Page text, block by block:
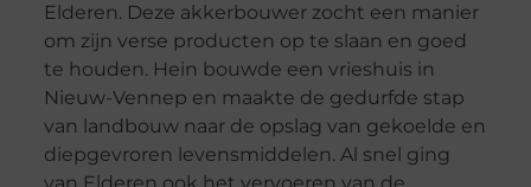
Elderen. Deze akkerbouwer zocht een manier
om zijn verse producten op te slaan en goed
te houden. Hein bouwde een vrieshuis in
Nieuw-Vennep en maakte de gedurfde stap
van landbouw naar de opslag van gekoelde en
diepgevroren levensmiddelen. Al snel ging